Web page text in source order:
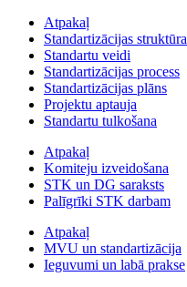
Atpakaļ
Standartizācijas struktūra
Standartu veidi
Standartizācijas process
Standartizācijas plāns
Projektu aptauja
Standartu tulkošana
Atpakaļ
Komiteju izveidošana
STK un DG saraksts
Palīgrīki STK darbam
Atpakaļ
MVU un standartizācija
Ieguvumi un labā prakse